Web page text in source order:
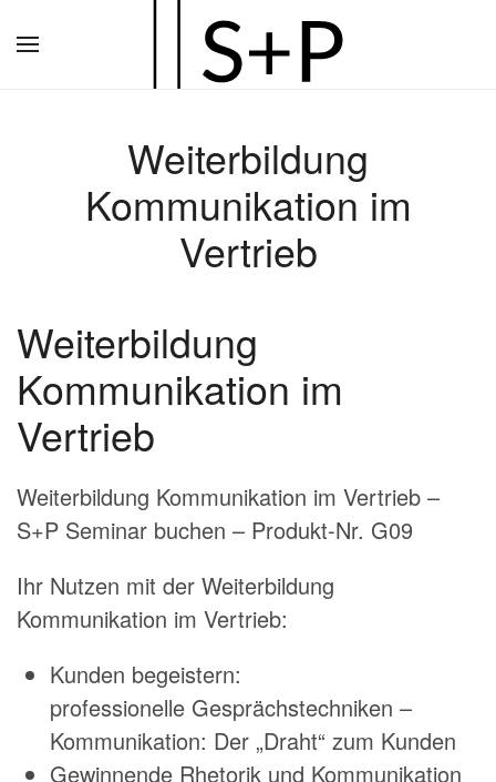
Hauptinhalt
Weiterbildung
Kommunikation im
Vertrieb
Weiterbildung
Kommunikation im
Vertrieb
Weiterbildung Kommunikation im Vertrieb –
S+P Seminar buchen – Produkt-Nr. G09
Ihr Nutzen mit der Weiterbildung
Kommunikation im Vertrieb:
Kunden begeistern:
professionelle Gesprächstechniken –
Kommunikation: Der „Draht“ zum Kunden
Gewinnende Rhetorik und Kommunikation